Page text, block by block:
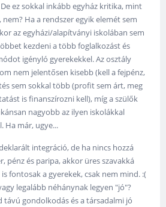
ez sokkal inkább egyház kritika, mint
Ha a rendszer egyik elemét sem
az egyházi/alapítványi iskolában sem
kezdeni a több foglalkozást és
igényló gyerekekkel. Az osztály
nem jelentősen kisebb (kell a fejpénz,
sem sokkal több (profit sem árt, meg
is finanszírozni kell), míg a szülők
nagyobb az ilyen iskolákkal
Ha már, ugye...
integráció, de ha nincs hozzá
pénz és paripa, akkor üres szavakká
fontosak a gyerekek, csak nem mind. :(
legalább néhánynak legyen "jó"?
távú gondolkodás és a társadalmi jó